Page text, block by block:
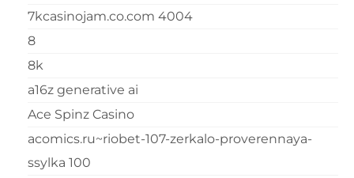
7kcasinojam.co.com 4004
8
8k
a16z generative ai
Ace Spinz Casino
acomics.ru~riobet-107-zerkalo-proverennaya-
ssylka 100